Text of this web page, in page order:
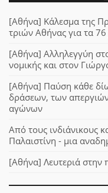
[Αθήνα] Κάλεσμα της
τριών Αθήνας για τα
[Αθήνα] Αλληλεγγύη
νομικής και στον
[Αθήνα] Παύση κάθε
δράσεων, των
αγώνων
Από τους ινδιάνικους
Παλαιστίνη - μια
[Αθήνα] Λευτεριά στην